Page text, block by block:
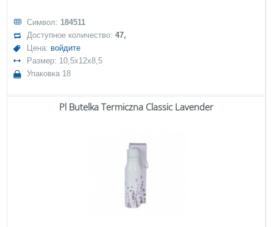
Символ: 184511
Доступное количество:47,
Цена: войдите
Размер: 10,5x12x8,5
Упаковка 18
Pl Butelka Termiczna Classic Lavender